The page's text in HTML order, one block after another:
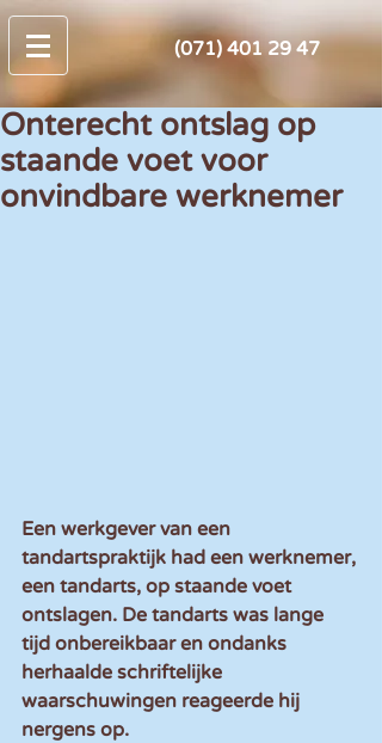
(071) 401 29 47
Onterecht ontslag op
staande voet voor
onvindbare werknemer
Een werkgever van een
tandartspraktijk had een werknemer,
een tandarts, op staande voet
ontslagen. De tandarts was lange
tijd onbereikbaar en ondanks
herhaalde schriftelijke
waarschuwingen reageerde hij
nergens op.